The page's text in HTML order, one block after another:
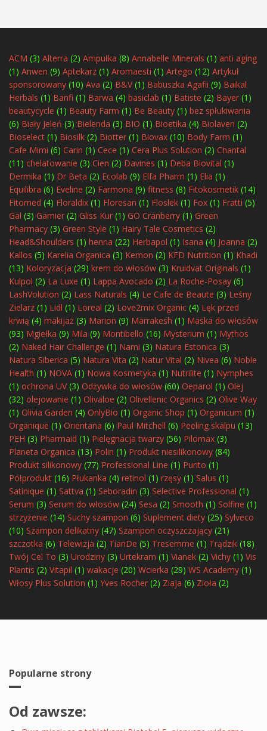
ACM (3) Alterra (2) Ampułka (8) Annabelle Minerals (1) anti aging
(1) Anwen (9) Aptekarz (1) Aromaesti (1) Artego (12) Artykuł
sponsorowany (10) Ava (2) B&V(1) Babuszka Agafii (9) Baikal
Herbals (1) Banfi (1) Barwa (4) basiclab (1) Batiste (2) Bayer (1)
beautycycle (1) Beauty Farm (1) Be Beauty (1) bez spłukiwania
(6) Biały Jeleń (3) Bielenda (3) BIO (1) Bioetika (4) Biolaven (2)
Bioselect (1) Biosilk (2) Biotter (1) Biovax (10) Body Farm (1)
Cafe Mimi (6) Carin (1) Cece (1) Cera Plus Solution (2) Chantal
(11) chelatowanie (3) Cien (2) Davines (1) Deba Biovital (1)
Dermika (1) Dr Beta (2) Ecolab (9) Elfa Pharm (1) Elia (1)
Equilibra (6) Eveline (2) Farmona (9) fitness (8) Fitokosmetik (14)
Fitomed (4) Floraldix (1) Floresan (1) Floslek (1) Fox (1) Fratti (5)
Gal (3) Garnier (2) Gliss Kur (1) GO Cranberry (1) Green
Pharmacy (3) Green Style (1) Hairy Tale Cosmetics (2)
Head&Shoulders (1) henna (22) Herbapol (1) Isana (4) Joanna (2)
Kallos (5) Karelia Organica (3) Kemon (2) KFD Nutrition (1) Khadi
(13) Koloryzacja (29) krem do włosów (3) Kruidvat Originals (1)
Kulpol (2) La Luxe (1) Lappa Avocado (2) La Roche-Posay (6)
LashVolution (2) Lass Naturals (4) Le Cafe de Beaute (3) Leśny
Zielarz (1) Lidl (1) Loreal (2) Love2mix Organic (4) Lęk przed
krwią (4) makijaż (3) Marion (9) Marrakesh (1) Maska do włosów
(93) Mgiełka (9) Mila (9) Montibello (16) Mysterium (1) Mythos
(2) Naked Hair Challenge (1) Nami (3) Natura Estonica (3)
Natura Siberica (5) Natura Vita (2) Natur Vital (2) Nivea (6) Noble
Health (1) NOVA (1) Nowa Kosmetyka (1) Nutrilite (1) Nymphes
(1) ochrona UV(3) Odżywka do włosów (60) Oeparol (1) Olej
(32) olejowanie (1) Olivaloe (2) Olivellenic Organics (2) Olive Way
(1) Olivia Garden (4) OnlyBio (1) Organic Shop (1) Organicum (1)
Organique (1) Orientana (6) Paul Mitchell (6) Peeling skalpu (13)
PEH (3) Pharmaid (1) Pielęgnacja twarzy (56) Pilomax (3)
Planeta Organica (13) Polin (1) Produkt niesilikonowy (84)
Produkt silikonowy (77) Professional Line (1) Purito (1)
Półprodukt (16) Płukanka (4) retinol (1) rzęsy (1) Salus (1)
Satinique (1) Sattva (1) Seboradin (3) Selective Professional (1)
Serum (3) Serum do włosów (24) Sesa (2) Smooth (1) Solfine (1)
strzyżenie (14) Suchy szampon (6) Suplement diety (25) Sylveco
(10) Szampon delikatny (47) Szampon oczyszczający (21)
szczotka (6) Telewizja (2) TianDe (5) Tresemme (1) Trądzik (18)
Twój Cel To (3) Urodziny (3) Urtekram (1) Vianek (2) Vichy (1) Vis
Plantis (2) Vitapil (1) wakacje (20) Wcierka (29) WS Academy (1)
Włosy Plus Solution (1) Yves Rocher (2) Ziaja (6) Zioła (2)
Popularne strony
Od zawsze: